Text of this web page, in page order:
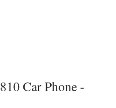
810 Car Phone -